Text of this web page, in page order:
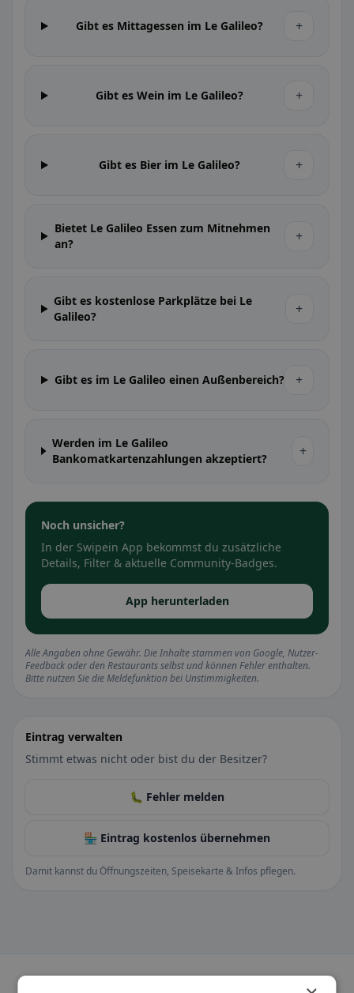
Gibt es Mittagessen im Le Galileo? +
Gibt es Wein im Le Galileo? +
Gibt es Bier im Le Galileo? +
Bietet Le Galileo Essen zum Mitnehmen
an?
+
Gibt es kostenlose Parkplätze bei Le
Galileo?
+
Gibt es im Le Galileo einen Außenbereich? +
Werden im Le Galileo
Bankomatkartenzahlungen akzeptiert?
+
Noch unsicher?
In der Swipein App bekommst du zusätzliche
Details, Filter & aktuelle Community-Badges.
App herunterladen
Alle Angaben ohne Gewähr. Die Inhalte stammen von Google, Nutzer-
Feedback oder den Restaurants selbst und können Fehler enthalten.
Bitte nutzen Sie die Meldefunktion bei Unstimmigkeiten.
Eintrag verwalten
Stimmt etwas nicht oder bist du der Besitzer?
🐛 Fehler melden
🏪 Eintrag kostenlos übernehmen
Damit kannst du Öffnungszeiten, Speisekarte & Infos pflegen.